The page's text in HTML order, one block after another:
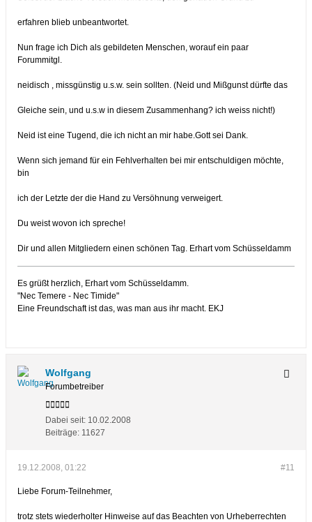
erfahren blieb unbeantwortet.
Nun frage ich Dich als gebildeten Menschen, worauf ein paar
Forummitgl.
neidisch , missgünstig u.s.w. sein sollten. (Neid und Mißgunst dürfte das
Gleiche sein, und u.s.w in diesem Zusammenhang? ich weiss nicht!)
Neid ist eine Tugend, die ich nicht an mir habe.Gott sei Dank.
Wenn sich jemand für ein Fehlverhalten bei mir entschuldigen möchte,
bin
ich der Letzte der die Hand zu Versöhnung verweigert.
Du weist wovon ich spreche!
Dir und allen Mitgliedern einen schönen Tag. Erhart vom Schüsseldamm
Es grüßt herzlich, Erhart vom Schüsseldamm.
"Nec Temere - Nec Timide"
Eine Freundschaft ist das, was man aus ihr macht. EKJ
Wolfgang
Forumbetreiber
Dabei seit: 10.02.2008
Beiträge: 11627
#11
19.12.2008, 01:22
Liebe Forum-Teilnehmer,
trotz stets wiederholter Hinweise auf das Beachten von Urheberrechten